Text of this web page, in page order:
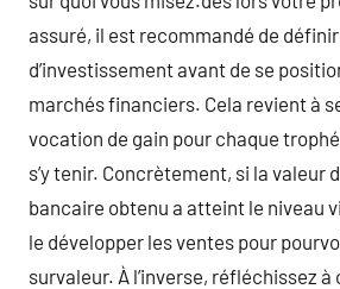
assuré, il est recommandé de
d’investissement avant de se
marchés financiers. Cela revient à
vocation de gain pour chaque
s’y tenir. Concrètement, si la valeur
bancaire obtenu a atteint le niveau
le développer les ventes pour
survaleur. À l’inverse, réfléchissez à